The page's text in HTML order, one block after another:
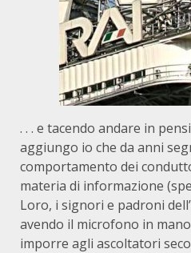
. . . e tacendo andare in
aggiungo io che da anni
comportamento dei
materia di informazione
Loro, i signori e padroni
avendo il microfono in
imporre agli ascoltatori